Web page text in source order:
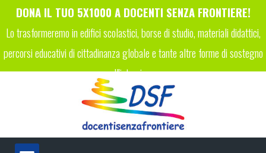
DONA IL TUO 5X1000 A DOCENTI SENZA FRONTIERE!
Lo trasformeremo in edifici scolastici, borse di studio, materiali didattici,
percorsi educativi di cittadinanza globale e tante altre forme di sostegno
all'istruzione.
INSERISCI IL CODICE FISCALE 96089450223 NELLA TUA
DICHIARAZIONE DEI REDDITI!